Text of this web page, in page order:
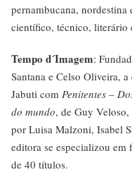
pernambucana, nordestina
científico, técnico, literário
Tempo d´Imagem:
Santana e Celso Oliveira,
Jabuti com Penitentes –
do mundo, de Guy Veloso,
por Luisa Malzoni, Isabel
editora se especializou em
de 40 títulos.